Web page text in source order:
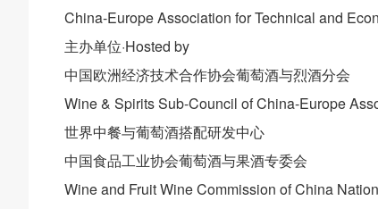
China-Europe Association for Technical and
主办单位·Hosted by
中国欧洲经济技术合作协会葡萄酒与烈酒分会
Wine & Spirits Sub-Council of China-Europe
世界中餐与葡萄酒搭配研发中心
中国食品工业协会葡萄酒与果酒专委会
Wine and Fruit Wine Commission of China